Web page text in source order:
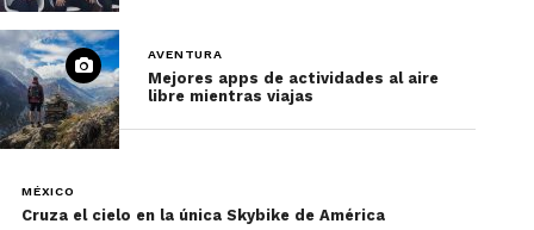
AVENTURA
Mejores apps de actividades al aire
libre mientras viajas
MÉXICO
Cruza el cielo en la única Skybike de América